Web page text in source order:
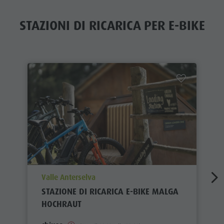
STAZIONI DI RICARICA PER E-BIKE
aria.poi_location_prefix
Valle Anterselva
STAZIONE DI RICARICA E-BIKE MALGA
HOCHRAUT